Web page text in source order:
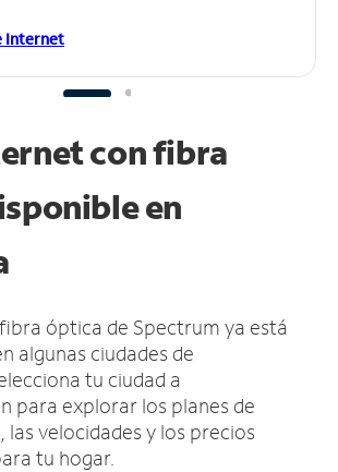
Internet
con fibra
en
óptica de Spectrum ya está
algunas ciudades de
tu ciudad a
para explorar los planes de
velocidades y los precios
tu hogar.